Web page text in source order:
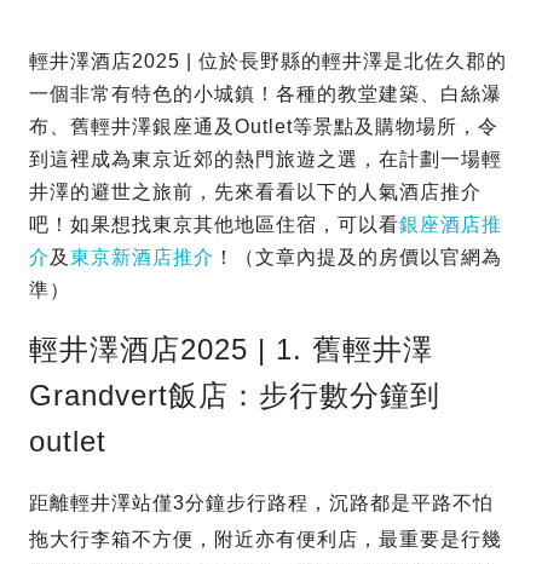
輕井澤酒店2025 | 位於長野縣的輕井澤是北佐久郡的
一個非常有特色的小城鎮！各種的教堂建築、白絲瀑
布、舊輕井澤銀座通及Outlet等景點及購物場所，令
到這裡成為東京近郊的熱門旅遊之選，在計劃一場輕
井澤的避世之旅前，先來看看以下的人氣酒店推介
吧！如果想找東京其他地區住宿，可以看銀座酒店推
介 及 東京新酒店推介 ！（文章內提及的房價以官網為
準）
輕井澤酒店2025 | 1. 舊輕井澤
Grandvert飯店：步行數分鐘到
outlet
距離輕井澤站僅3分鐘步行路程，沉路都是平路不怕
拖大行李箱不方便，附近亦有便利店，最重要是行幾